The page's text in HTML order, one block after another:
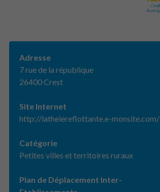
Adresse
7 rue de la république
26400 Crest
Site Internet
http://latheiereflottante.e-monsite.com/
Catégorie
Petites villes et territoires ruraux
Plan de Déplacement Inter-